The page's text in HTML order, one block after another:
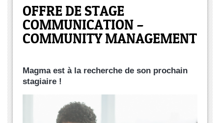
OFFRE DE STAGE
COMMUNICATION –
COMMUNITY MANAGEMENT
Magma est à la recherche de son prochain
stagiaire !